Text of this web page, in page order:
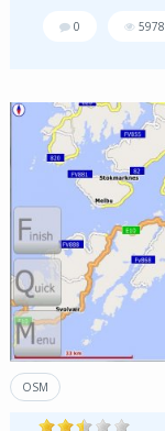
0 5978
OSM